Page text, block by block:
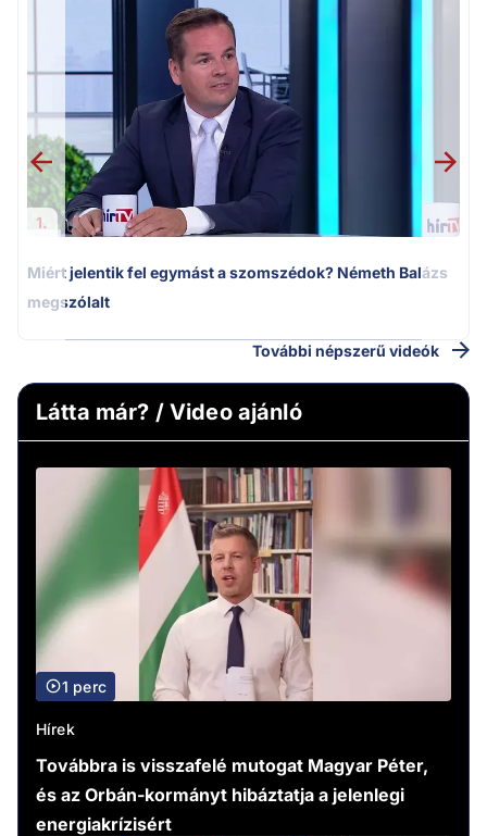
1.
Miért jelentik fel egymást a szomszédok? Németh Balázs
megszólalt
További népszerű videók
Látta már? / Video ajánló
1 perc
Hírek
Továbbra is visszafelé mutogat Magyar Péter,
és az Orbán-kormányt hibáztatja a jelenlegi
energiakrízisért